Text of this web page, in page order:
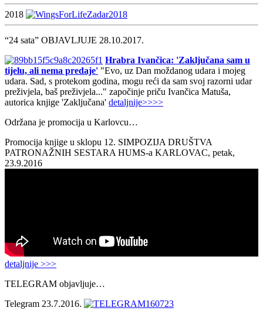
2018
“24 sata” OBJAVLJUJE 28.10.2017.
Hrabra Ivančica: 'Zaključana sam u
tijelu, ali nema predaje' "Evo, uz Dan moždanog udara i mojeg
udara. Sad, s protekom godina, mogu reći da sam svoj razorni udar
preživjela, baš preživjela..." započinje priču Ivančica Matuša,
autorica knjige 'Zaključana' detaljnije>>>>
Održana je promocija u Karlovcu…
Promocija knjige u sklopu 12. SIMPOZIJA DRUŠTVA
PATRONAŽNIH SESTARA HUMS-a KARLOVAC, petak,
23.9.2016
detaljnije >>>
TELEGRAM objavljuje…
Telegram 23.7.2016.